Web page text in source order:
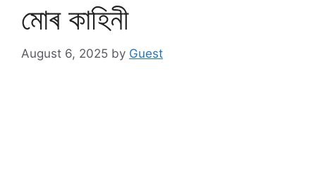
মোৰ কাহিনী
August 6, 2025 by Guest